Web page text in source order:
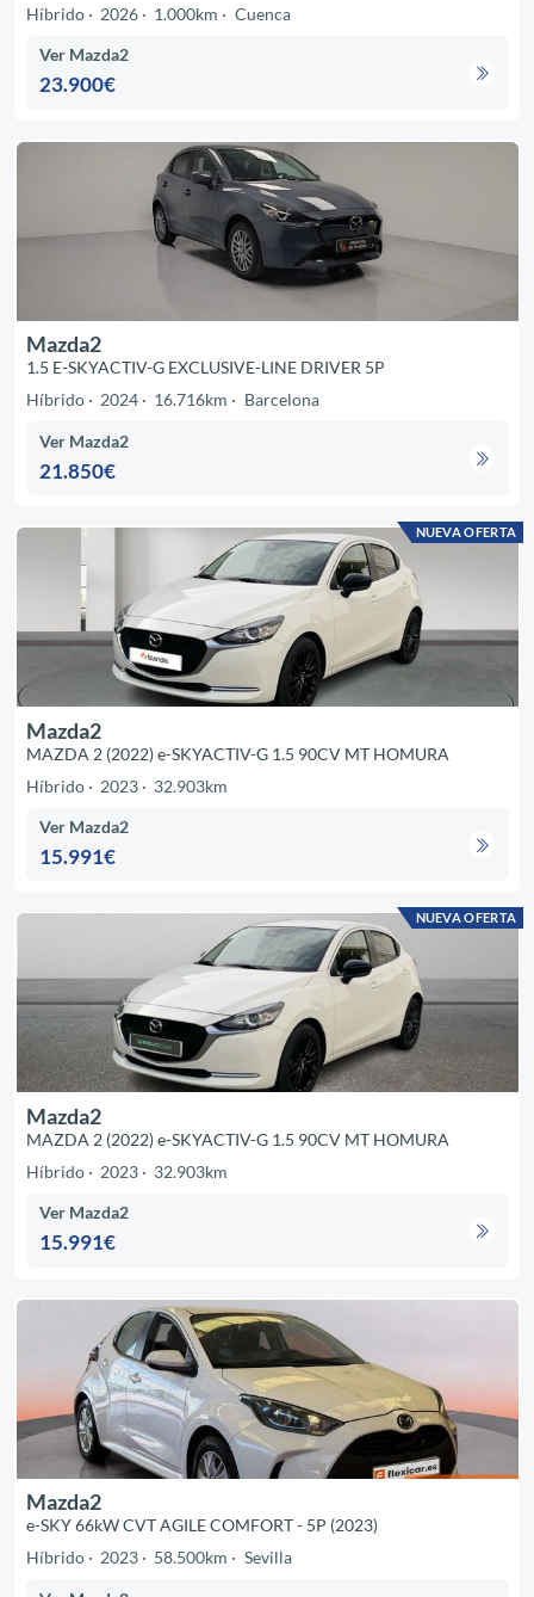
Híbrido
2026 1.000km Cuenca
Ver Mazda2
23.900€
Mazda2
1.5 E-SKYACTIV-G EXCLUSIVE-LINE DRIVER 5P
Híbrido
2024 16.716km Barcelona
Ver Mazda2
21.850€
NUEVA OFERTA
Mazda2
MAZDA 2 (2022) e-SKYACTIV-G 1.5 90CV MT HOMURA
Híbrido
2023 32.903km
Ver Mazda2
15.991€
NUEVA OFERTA
Mazda2
MAZDA 2 (2022) e-SKYACTIV-G 1.5 90CV MT HOMURA
Híbrido
2023 32.903km
Ver Mazda2
15.991€
Mazda2
e-SKY 66kW CVT AGILE COMFORT - 5P (2023)
Híbrido
2023 58.500km Sevilla